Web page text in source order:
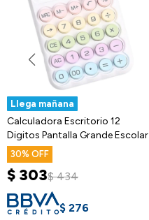
Llega mañana
Calculadora Escritorio 12
Digitos Pantalla Grande Escolar
30
$ 303$ 434
$ 276